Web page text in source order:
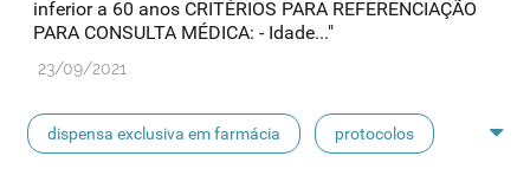
inferior a 60 anos CRITÉRIOS PARA REFERENCIAÇÃO
PARA CONSULTA MÉDICA: - Idade..."
23/09/2021
dispensa exclusiva em farmácia protocolos